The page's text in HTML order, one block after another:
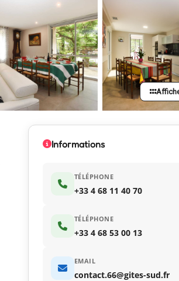
Informations
TÉLÉPHONE
+33 4 68 11 40 70
TÉLÉPHONE
+33 4 68 53 00 13
EMAIL
contact.66@gites-sud.fr